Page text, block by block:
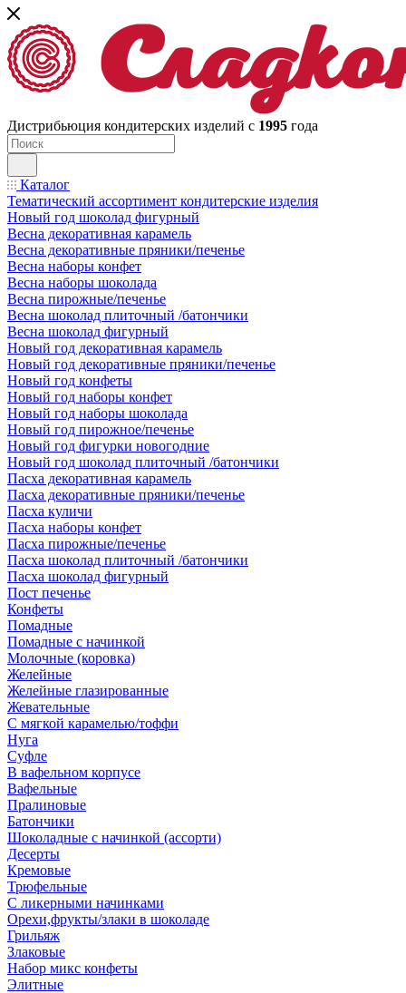
Дистрибьюция кондитерских изделий с 1995 года
Каталог
Тематический ассортимент кондитерские изделия
Новый год шоколад фигурный
Весна декоративная карамель
Весна декоративные пряники/печенье
Весна наборы конфет
Весна наборы шоколада
Весна пирожные/печенье
Весна шоколад плиточный /батончики
Весна шоколад фигурный
Новый год декоративная карамель
Новый год декоративные пряники/печенье
Новый год конфеты
Новый год наборы конфет
Новый год наборы шоколада
Новый год пирожное/печенье
Новый год фигурки новогодние
Новый год шоколад плиточный /батончики
Пасха декоративная карамель
Пасха декоративные пряники/печенье
Пасха куличи
Пасха наборы конфет
Пасха пирожные/печенье
Пасха шоколад плиточный /батончики
Пасха шоколад фигурный
Пост печенье
Конфеты
Помадные
Помадные с начинкой
Молочные (коровка)
Желейные
Желейные глазированные
Жевательные
С мягкой карамелью/тоффи
Нуга
Суфле
В вафельном корпусе
Вафельные
Пралиновые
Батончики
Шоколадные с начинкой (ассорти)
Десерты
Кремовые
Трюфельные
С ликерными начинками
Орехи,фрукты/злаки в шоколаде
Грильяж
Злаковые
Набор микс конфеты
Элитные